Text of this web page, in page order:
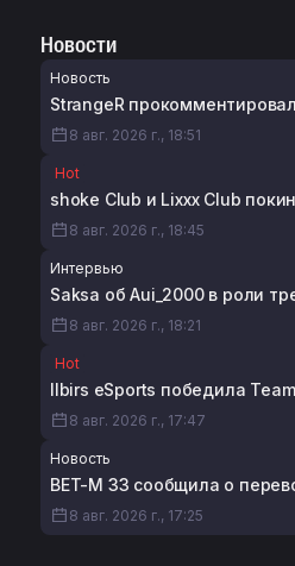
Новости
Новость
StrangeR
8 авг. 2026 г., 18:51
Hot
shoke Club и Lixxx Club
8 авг. 2026 г., 18:45
Интервью
Saksa об Aui_2000 в роли
8 авг. 2026 г., 18:21
Hot
Ilbirs eSports победила
8 авг. 2026 г., 17:47
Новость
BET-M 33 сообщила о
8 авг. 2026 г., 17:25